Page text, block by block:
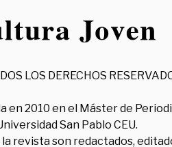
LOS DERECHOS
en 2010 en el Máster de
San Pablo CEU.
revista son redactados,